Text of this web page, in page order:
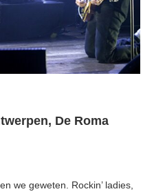
De Roma
we geweten. Rockin’ ladies,